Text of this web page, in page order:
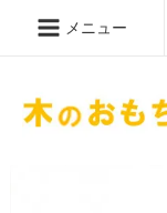
メニュー